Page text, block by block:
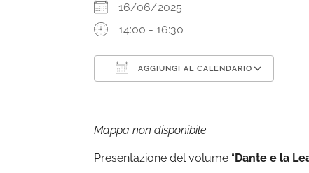
16/06/2025
14:00 - 16:30
AGGIUNGI AL CALENDARIO
Mappa non disponibile
Presentazione del volume “Dante e la